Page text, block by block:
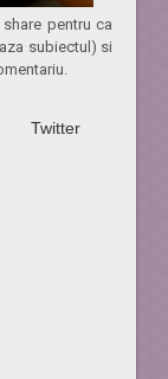
pentru ca
subiectul) si
Twitter